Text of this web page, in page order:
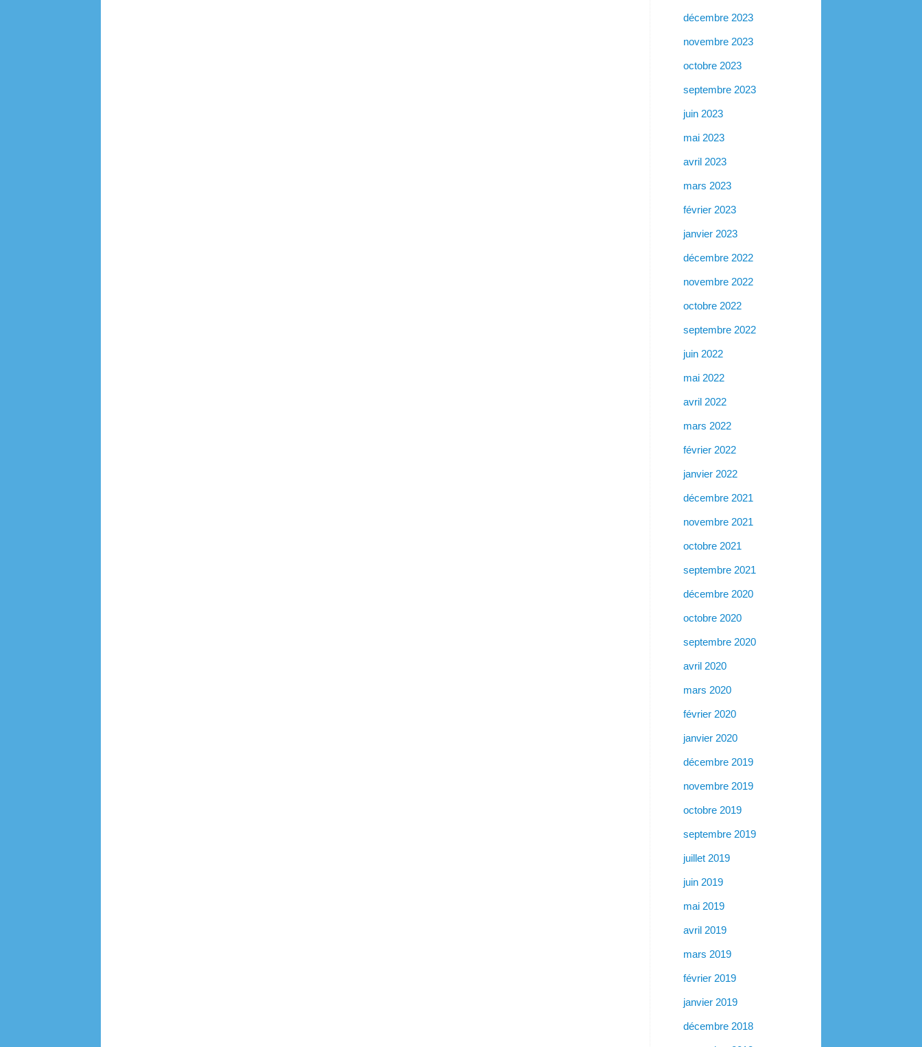
décembre 2023
novembre 2023
octobre 2023
septembre 2023
juin 2023
mai 2023
avril 2023
mars 2023
février 2023
janvier 2023
décembre 2022
novembre 2022
octobre 2022
septembre 2022
juin 2022
mai 2022
avril 2022
mars 2022
février 2022
janvier 2022
décembre 2021
novembre 2021
octobre 2021
septembre 2021
décembre 2020
octobre 2020
septembre 2020
avril 2020
mars 2020
février 2020
janvier 2020
décembre 2019
novembre 2019
octobre 2019
septembre 2019
juillet 2019
juin 2019
mai 2019
avril 2019
mars 2019
février 2019
janvier 2019
décembre 2018